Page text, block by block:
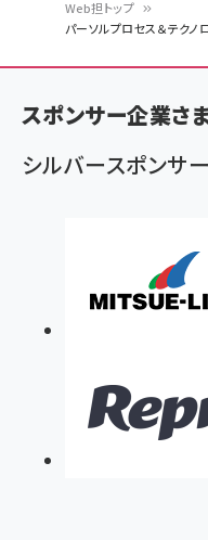
く
ず
Web担トップ
パーソルプロセス＆テクノ
スポンサー企業さ
シルバースポンサー